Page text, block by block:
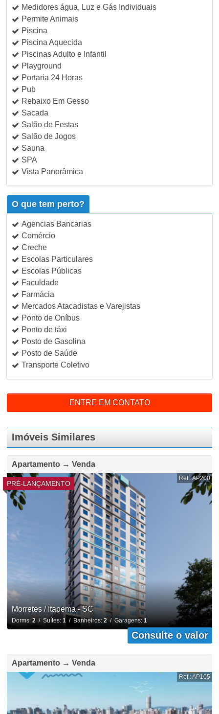
Medidores água, Luz e Gás Individuais
Permite Animais
Piscina
Piscina Aquecida
Piscinas Adulto e Infantil
Playground
Portaria 24 Horas
Pub
Rebaixo Em Gesso
Sacada
Salão de Festas
Salão de Jogos
Sauna
SPA
Vista Panorâmica
O que tem perto?
Agencias Bancarias
Comércio
Creche
Escolas Particulares
Escolas Públicas
Faculdade
Farmácia
Mercados Atacadistas e Varejistas
Ponto de Oníbus
Ponto de táxi
Posto de Gasolina
Posto de Saúde
Transporte Coletivo
ENTRE EM CONTATO
Imóveis Similares
Apartamento → Venda
PRÉ-LANÇAMENTO
Ref.: AP200
Morretes / Itapema - SC
Dorms: 2/ Suítes: 1/ Banheiros:2/ Garagens:1
Consulte o valor
Apartamento → Venda
Ref.: AP105